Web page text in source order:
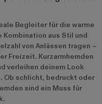
Begleiter für die warme
aus Stil und
von Anlässen tragen –
Freizeit. Kurzarmhemden
verleihen deinem Look
Ob schlicht, bedruckt oder
sind ein Muss für